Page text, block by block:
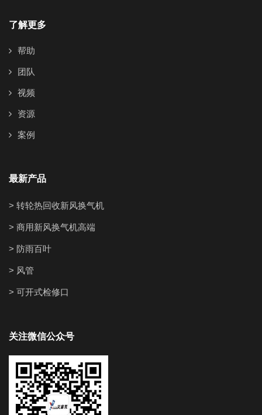
了解更多
帮助
团队
视频
资源
案例
最新产品
> 转轮热回收新风换气机
> 商用新风换气机高端
> 防雨百叶
> 风管
> 可开式检修口
关注微信公众号